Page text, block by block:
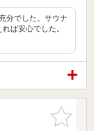
分でした。サウナ
ば安心でした。
お気に入
りに追加